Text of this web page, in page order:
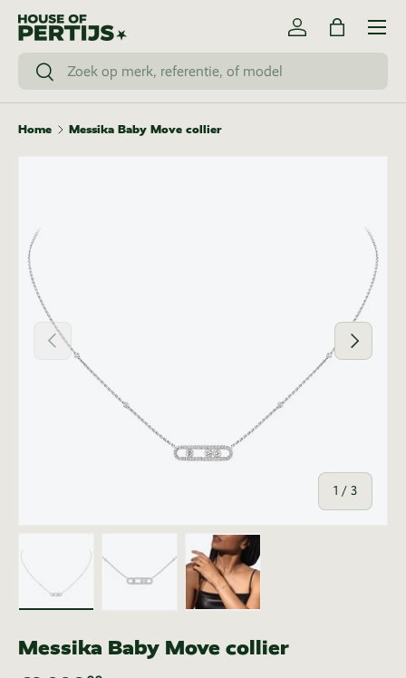
Ga naar inhoud
Zoeken
Zoeken
Inloggen
Tas
Menu
Home Messika Baby Move collier
Vorige
1 / van
3
Volgende
Messika Baby Move collier